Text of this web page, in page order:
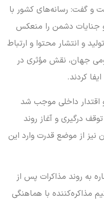
و گفت: رسانه‌های کشور با
جنایات دشمن را منعکس
و انتشار محتوا و ارتباط
جهان، نقش مؤثری در
کردند.
اقتدار داخلی موجب شد
درگیری و آغاز روند
نیز از موضع قدرت وارد این
به روند مذاکرات پس از
با هماهنگی